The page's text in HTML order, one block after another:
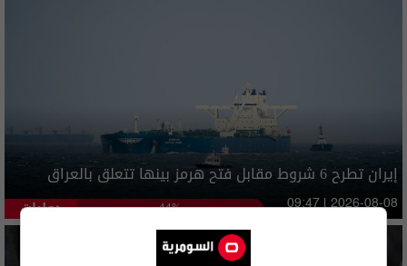
إيران تطرح 6 شروط مقابل فتح هرمز بينها تتعلق بالعراق
دوليات 44% 09:47 | 2026-08-08